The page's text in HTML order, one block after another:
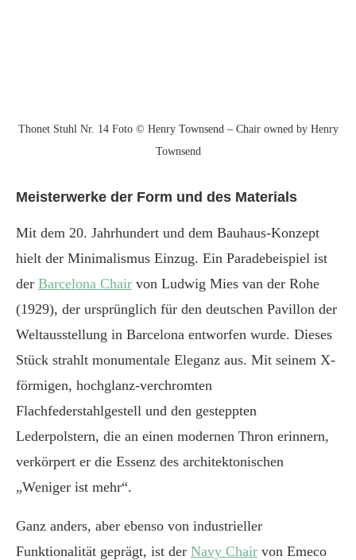
Thonet Stuhl Nr. 14 Foto © Henry Townsend – Chair owned by Henry
Townsend
Meisterwerke der Form und des Materials
Mit dem 20. Jahrhundert und dem Bauhaus-Konzept
hielt der Minimalismus Einzug. Ein Paradebeispiel ist
der Barcelona Chair von Ludwig Mies van der Rohe
(1929), der ursprünglich für den deutschen Pavillon der
Weltausstellung in Barcelona entworfen wurde. Dieses
Stück strahlt monumentale Eleganz aus. Mit seinem X-
förmigen, hochglanz-verchromten
Flachfederstahlgestell und den gesteppten
Lederpolstern, die an einen modernen Thron erinnern,
verkörpert er die Essenz des architektonischen
„Weniger ist mehr“.
Ganz anders, aber ebenso von industrieller
Funktionalität geprägt, ist der Navy Chair von Emeco